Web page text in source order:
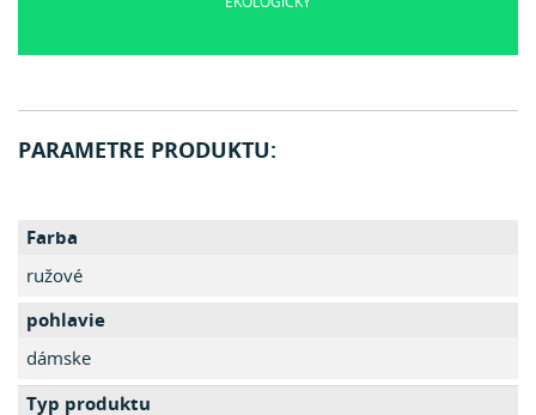
PARAMETRE PRODUKTU:
Farba
ružové
pohlavie
dámske
Typ produktu